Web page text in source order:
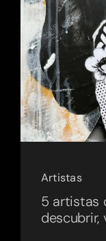
Artistas
5 artistas
descubrir,